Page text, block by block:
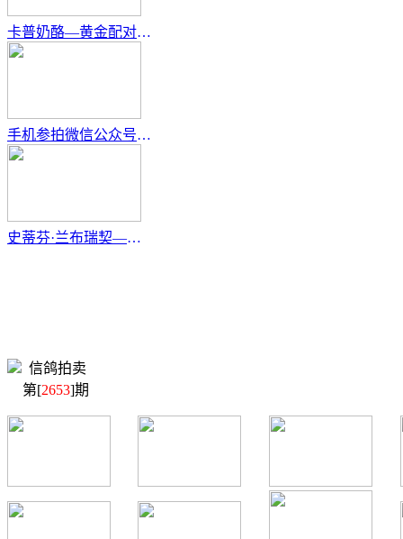
卡普奶酪—黄金配对简介
手机参拍微信公众号二维码
史蒂芬·兰布瑞契—新一代“利奥·贺尔曼斯”
信鸽拍卖
第[2653]期